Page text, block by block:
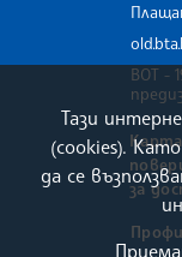
ВОТ -
за
Тази
(cookies).
да се